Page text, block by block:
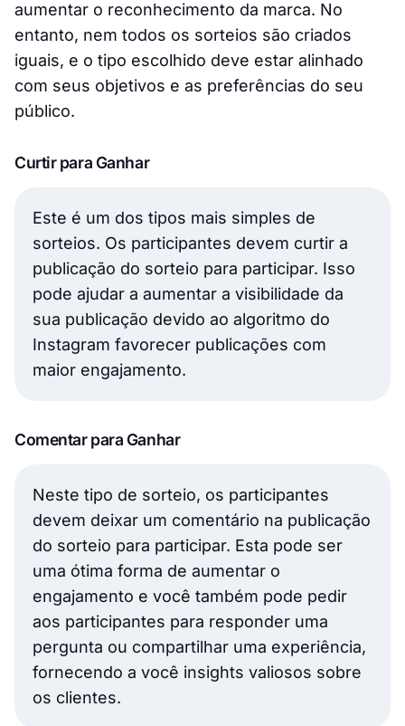
aumentar o reconhecimento da marca. No
entanto, nem todos os sorteios são criados
iguais, e o tipo escolhido deve estar alinhado
com seus objetivos e as preferências do seu
público.
Curtir para Ganhar
Este é um dos tipos mais simples de
sorteios. Os participantes devem curtir a
publicação do sorteio para participar. Isso
pode ajudar a aumentar a visibilidade da
sua publicação devido ao algoritmo do
Instagram favorecer publicações com
maior engajamento.
Comentar para Ganhar
Neste tipo de sorteio, os participantes
devem deixar um comentário na publicação
do sorteio para participar. Esta pode ser
uma ótima forma de aumentar o
engajamento e você também pode pedir
aos participantes para responder uma
pergunta ou compartilhar uma experiência,
fornecendo a você insights valiosos sobre
os clientes.